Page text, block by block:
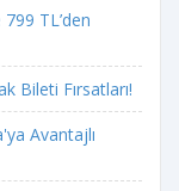
TL’den
Bileti Fırsatları!
Avantajlı